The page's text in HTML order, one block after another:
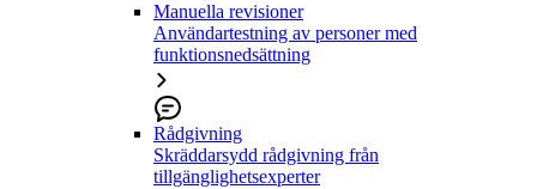
Manuella revisioner
Användartestning av personer med
funktionsnedsättning
Rådgivning
Skräddarsydd rådgivning från
tillgänglighetsexperter